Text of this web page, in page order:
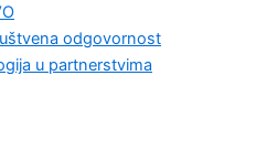
odgovornost
u partnerstvima